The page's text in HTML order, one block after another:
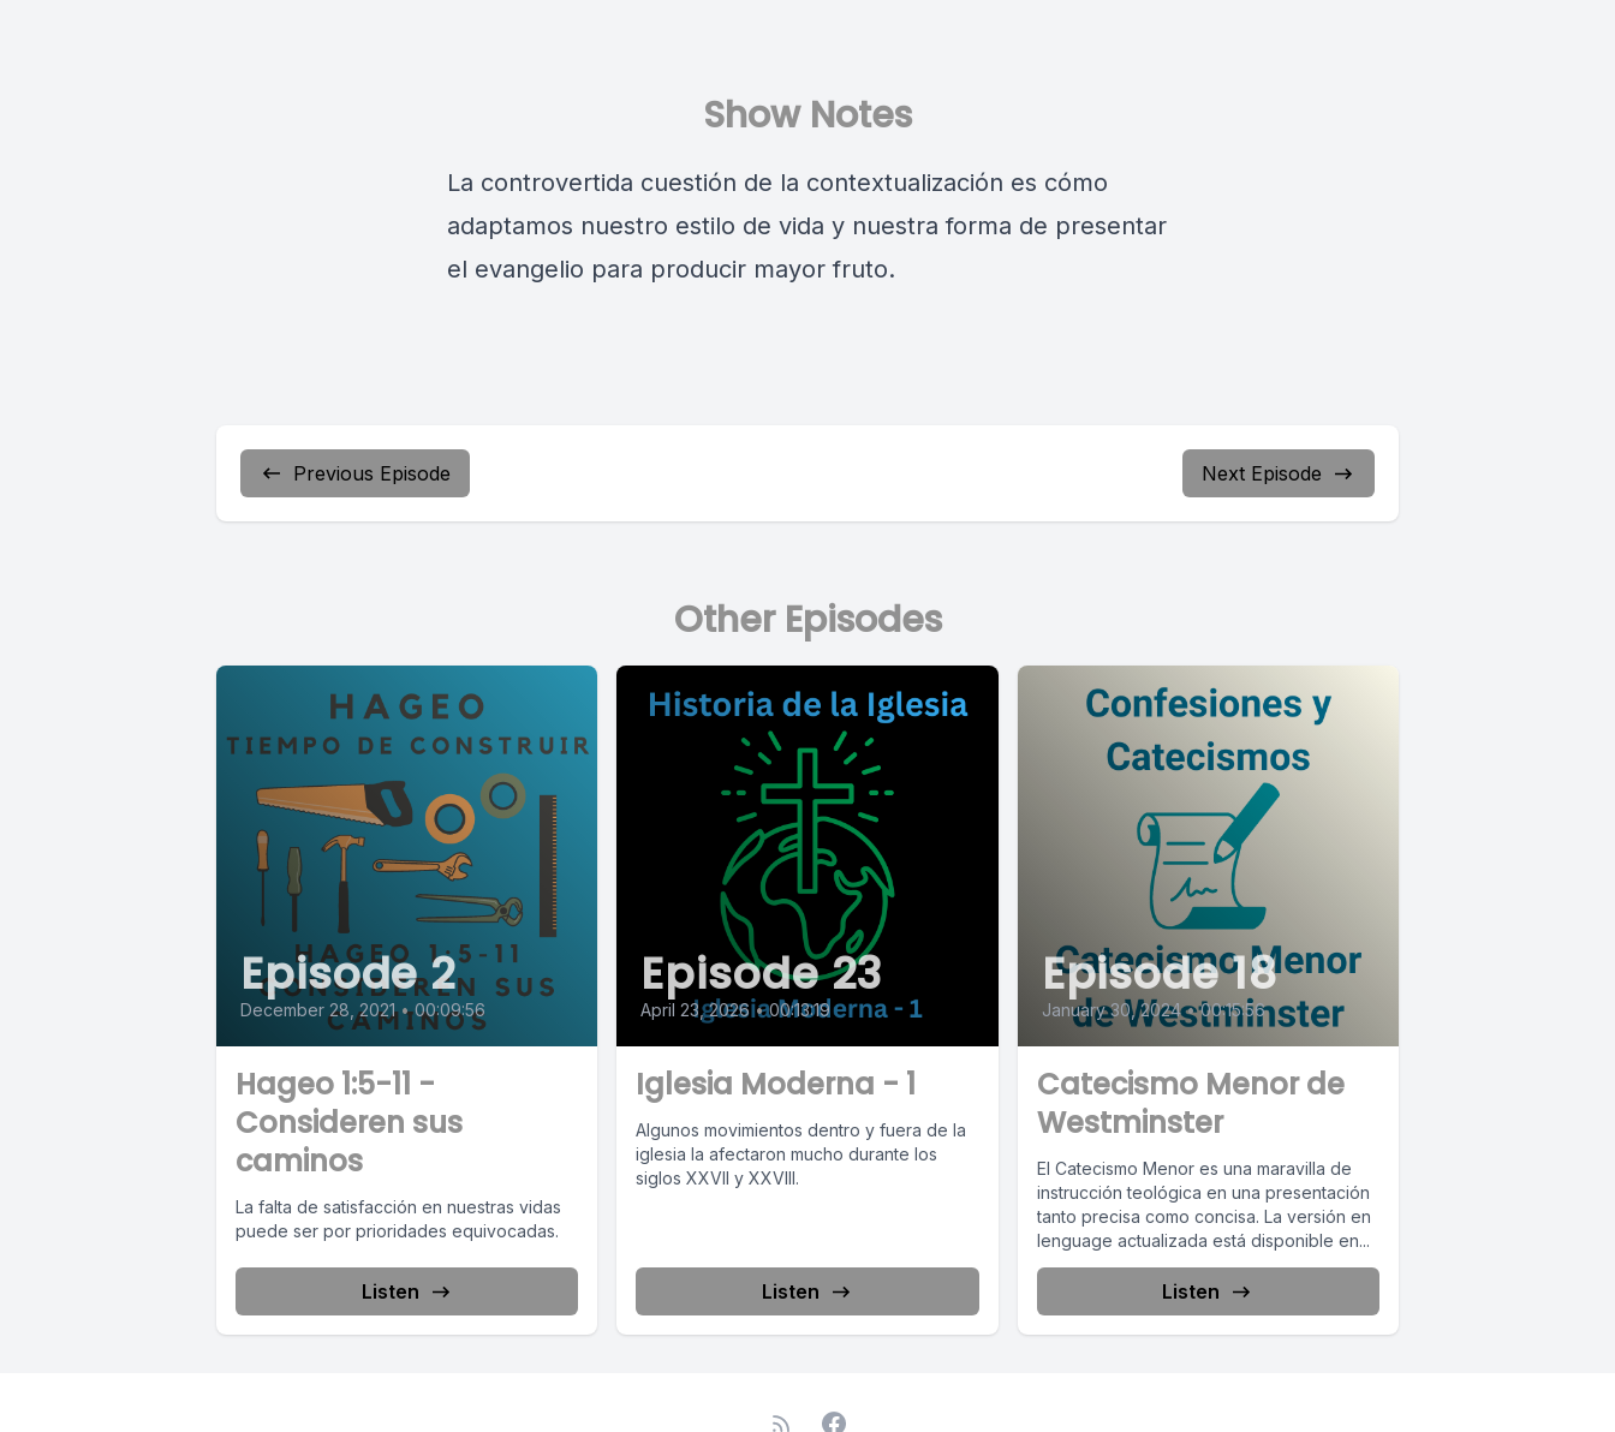
Show Notes
La controvertida cuestión de la contextualización es cómo
adaptamos nuestro estilo de vida y nuestra forma de presentar
el evangelio para producir mayor fruto.
Previous Episode Next Episode
Other Episodes
Episode 2
December 28, 2021 • 00:09:56
Hageo 1:5-11 -
Consideren sus
caminos
La falta de satisfacción en nuestras vidas
puede ser por prioridades equivocadas.
Listen
Episode 23
April 23, 2026 • 00:13:19
Iglesia Moderna - 1
Algunos movimientos dentro y fuera de la
iglesia la afectaron mucho durante los
siglos XXVII y XXVIII.
Listen
Episode 18
January 30, 2024 • 00:15:56
Catecismo Menor de
Westminster
El Catecismo Menor es una maravilla de
instrucción teológica en una presentación
tanto precisa como concisa. La versión en
lenguage actualizada está disponible en...
Listen